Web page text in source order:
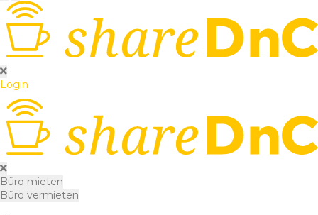
Login
Büro mieten
Büro vermieten